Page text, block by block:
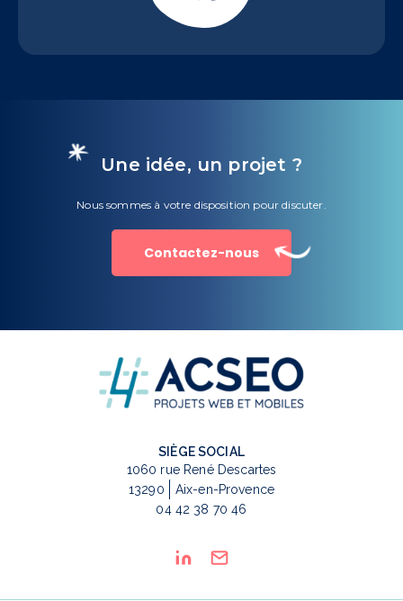
Une idée, un projet ?
Nous sommes à votre disposition pour discuter.
Contactez-nous
SIÈGE SOCIAL
1060 rue René Descartes
13290
Aix-en-Provence
04 42 38 70 46